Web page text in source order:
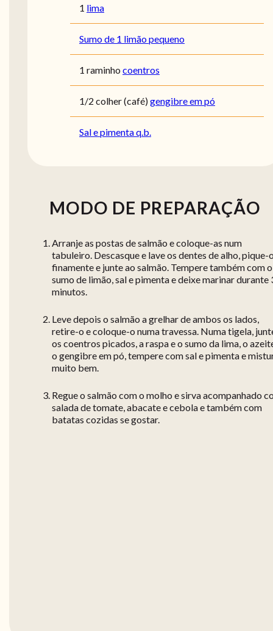
1 lima
Sumo de 1 limão pequeno
1 raminho coentros
1/2 colher (café)gengibre em pó
Sal e pimenta q.b.
MODO DE PREPARAÇÃO
Arranje as postas de salmão e coloque-as num
tabuleiro. Descasque e lave os dentes de alho, pique-
finamente e junte ao salmão. Tempere também com o
sumo de limão, sal e pimenta e deixe marinar durante
minutos.
Leve depois o salmão a grelhar de ambos os lados,
retire-o e coloque-o numa travessa. Numa tigela,
os coentros picados, a raspa e o sumo da lima, o
o gengibre em pó, tempere com sal e pimenta e
muito bem.
Regue o salmão com o molho e sirva acompanhado
salada de tomate, abacate e cebola e também com
batatas cozidas se gostar.